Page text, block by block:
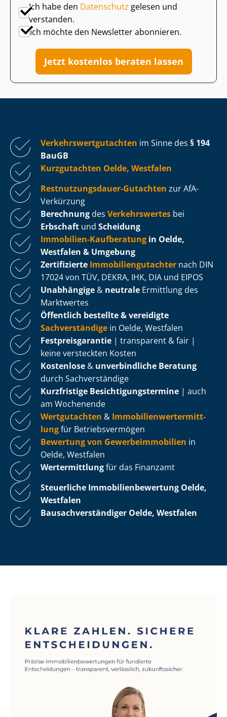
Ich habe den Datenschutz gelesen und
verstanden.
Ich möchte den Newsletter abonnieren.
Jetzt kostenlos beraten lassen
Ver­kehrs­wert­gut­ach­ten im Sinne des § 194
BauGB
Kurzgutachten Oelde, Westfalen
Rest­nut­zungs­dau­er-Gutachten zur AfA-
Verkürzung
Berechnung des Verkehrswertes bei
Erbschaft und Scheidung
Immobilien-Kaufberatung in Oelde,
Westfalen & Umgebung
Zertifizierte Im­mo­bi­li­en­gut­ach­ter nach DIN
17024 von TÜV, DEKRA, IHK, DIA und EIPOS
Unabhängige & neutrale Ermittlung des
Marktwertes
Öffentlich bestellte & vereidigte
Sachverständige in Oelde, Westfalen
Fest­preis­ga­ran­tie | transparent & fair |
keine versteckten Kosten
Kostenlose & unverbindliche Beratung
durch Sachverständige
Kurzfristige Be­sich­ti­gungs­ter­mi­ne | auch
am Wochenende
Wertgutachten & Im­mo­bi­li­en­wert­ermitt­
lungfür Be­triebs­ver­mö­gen
Bewertung von Ge­wer­be­im­mo­bi­li­en in
Oelde, Westfalen
Wertermittlungfür das Finanzamt
Steuerliche Im­mo­bi­li­en­be­wer­tung Oelde,
Westfalen
Bau­sach­ver­stän­di­ger Oelde, Westfalen